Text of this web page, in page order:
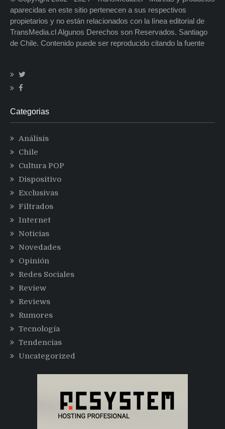
aparecidas en este sitio pertenecen a sus respectivos
propietarios y no están relacionados con la línea editorial de
TransMedia.cl Algunos Derechos son Reservados. Santiago
de Chile. Contenido puede ser reproducido citando la fuente
Categorias
Análisis
Chile
Cultura POP
Dispositivo
Exclusivas
Filtrados
Internet
Noticias
Novedades
Opinión
Redes Sociales
Review
Reviews
Rumores
Tecnología
Tendencias
Uncategorized